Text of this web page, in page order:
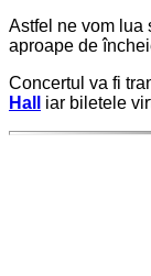
Astfel ne vom lua
aproape de
Concertul va fi
Hall
iar biletele